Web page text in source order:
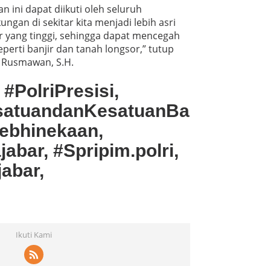
ini dapat diikuti oleh seluruh
di sekitar kita menjadi lebih asri
tinggi, sehingga dapat mencegah
banjir dan tanah longsor,” tutup
S.H.
#Spripim.polri,
Ikuti Kami